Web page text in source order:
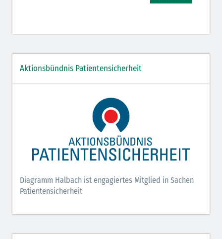
Aktionsbündnis Patientensicherheit
Diagramm Halbach ist engagiertes Mitglied in Sachen
Patientensicherheit